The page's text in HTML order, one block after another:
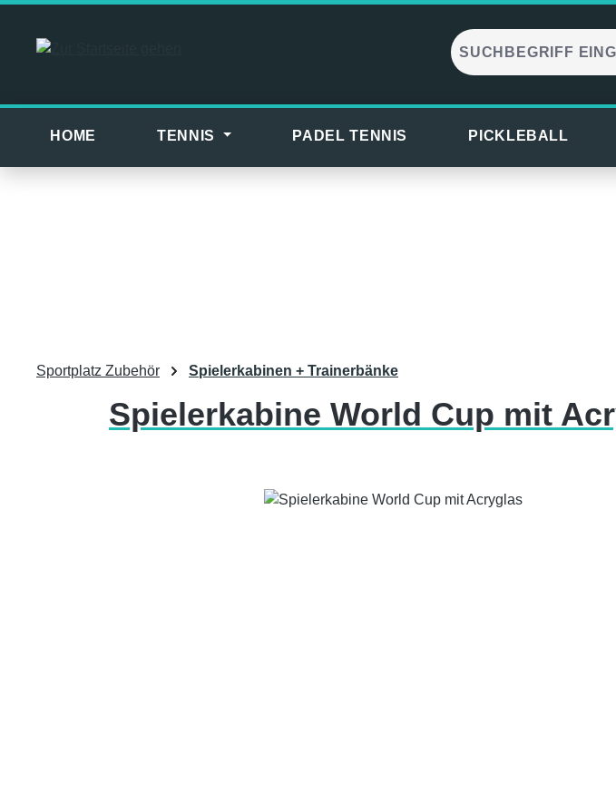
HOME TENNIS PADEL TENNIS PICKLEBALL
Sportplatz Zubehör Spielerkabinen + Trainerbänke
Spielerkabine World Cup mit
Bildergalerie überspringen